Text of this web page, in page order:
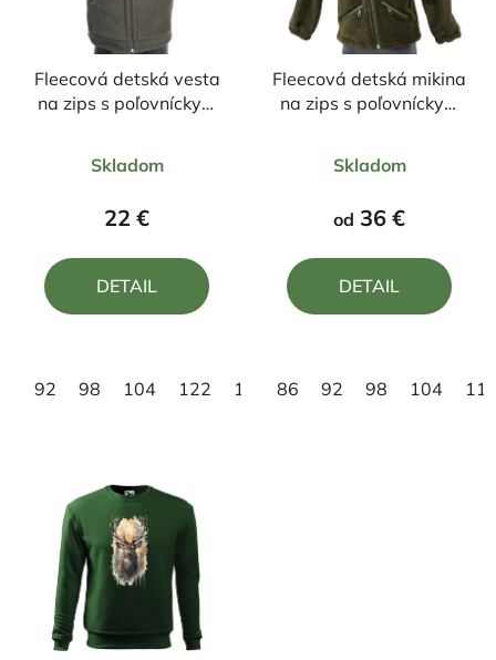
Fleecová detská vesta
na zips s poľovníckym
hodnotenie
produktu
z
Skladom
22 €
DETAIL
92 98 104 122 146
Fleecová detská mikina
na zips s poľovníckym
hodnotenie
produktu
z
Skladom
od 36 €
DETAIL
86 92 98 104